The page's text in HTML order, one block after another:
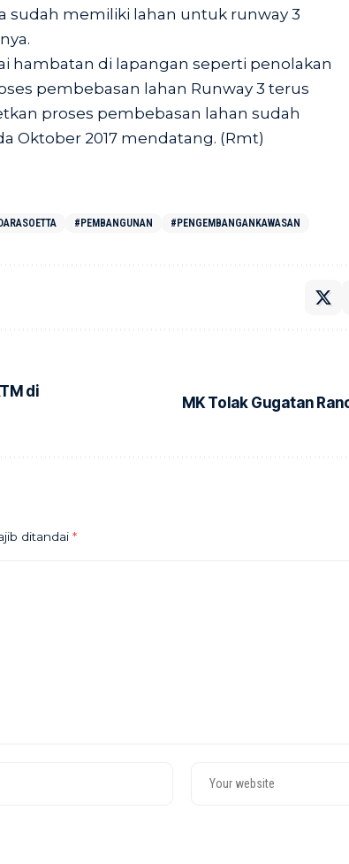
sudah memiliki lahan untuk runway 3
hambatan di lapangan seperti penolakan
pembebasan lahan Runway 3 terus
proses pembebasan lahan sudah
Oktober 2017 mendatang. (Rmt)
#PEMBANGUNAN #PENGEMBANGANKAWASAN
di
MK Tolak Gugatan
ditandai *